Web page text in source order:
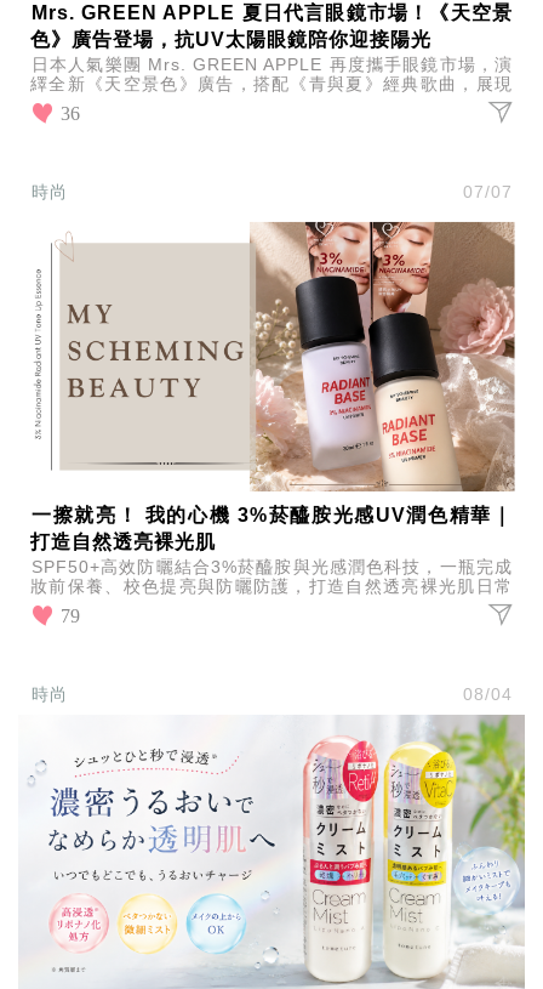
Mrs. GREEN APPLE 夏日代言眼鏡市場！《天空景
色》廣告登場，抗UV太陽眼鏡陪你迎接陽光
日本人氣樂團 Mrs. GREEN APPLE 再度攜手眼鏡市場，演
繹全新《天空景色》廣告，搭配《青與夏》經典歌曲，展現
夏日活力，同步推出全新抗UV太陽眼鏡。
36
時尚 07/07
一擦就亮！ 我的心機 3%菸醯胺光感UV潤色精華｜
打造自然透亮裸光肌
SPF50+高效防曬結合3%菸醯胺與光感潤色科技，一瓶完成
妝前保養、校色提亮與防曬防護，打造自然透亮裸光肌日常
通勤輕鬆使用感受清爽不黏膩推薦。
79
時尚 08/04